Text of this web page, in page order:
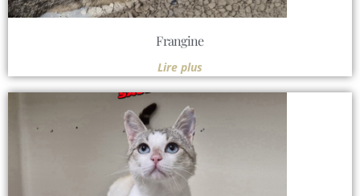
Frangine
Lire plus